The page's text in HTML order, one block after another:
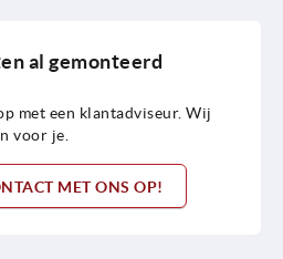
al gemonteerd
met een klantadviseur. Wij
voor je.
MET ONS OP!